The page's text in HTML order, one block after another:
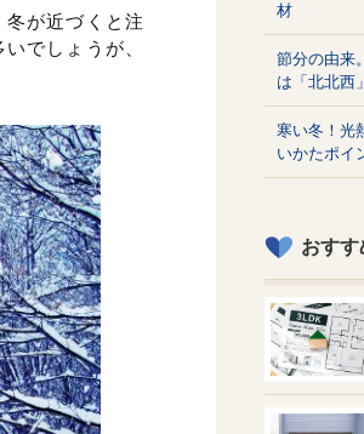
が近づくと注
でしょうが、
材
節分の由来
は「北北西」
寒い冬！光
いかたポイ
おすす